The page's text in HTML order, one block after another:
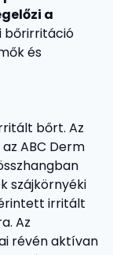
a
bőrirritáció
és
bőrt. Az
ABC Derm
szájkörnyéki
irritált
Az
révén aktívan